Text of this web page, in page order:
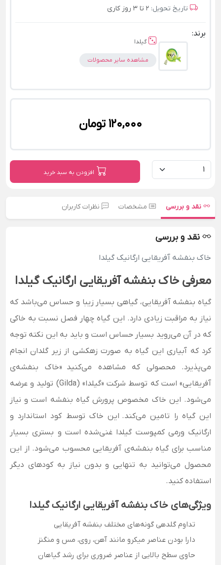
تاریخ تحویل: 2 تا 3 روز کاری
برند:
گیلدا
مشاهده سایر محصولات
120,000 تومان
افزودن به سبد خرید
نقد و بررسی مشخصات نظرات کاربران
نقد و بررسی
خاک بنفشه آفریقایی ارگانیک گیلدا
معرفی خاک بنفشه آفریقایی ارگانیک گیلدا
گیاه بنفشه آفریقایی، گیاهی بسیار زیبا و حساس می‌باشد که
نیاز به مراقبت زیادی دارد. این گیاه چهار فصل نسبت به خاکی
که در آن می‌روید بسیار حساس است و باید به این نکته توجه
کرد که آبیاری این گیاه به صورت زهکشی از زیر گلدان انجام
می‌پذیرد. محصولی که مشاهده می‌کنید «خاک بنفشه‌ی
آفریقایی» است که توسط شرکت «گیلدا» (Gilda)
تولید و عرضه
می‌شود. این خاک مخصوص پرورش گیاه بنفشه است و نیاز
این گیاه را تامین می‌کند. این خاک توسط کود استاندارد و
ارگانیک ورمی کمپوست گیلدا غنی‌شده است و بستری بسیار
مناسب برای گیاه بنفشه‌ی آفریقایی محسوب می‌شود. از این
محصول می‌توانید به تنهایی و بدون نیاز به کودهای دیگر
استفاده کنید.
ویژگی‌های خاک بنفشه آفریقایی ارگانیک گیلدا
تداوم گلدهی گونه‌های مختلف بنفشه آفریقایی
دارا بودن عناصر میکرو مانند آهن، روی، مس و منگنز
حاوی سطح بالایی از عناصر ضروری برای رشد گیاهان